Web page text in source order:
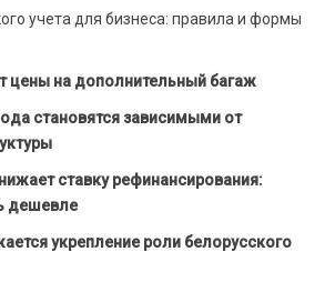
учета для бизнеса: правила и формы
цены на дополнительный багаж
становятся зависимыми от
ставку рефинансирования:
дешевле
укрепление роли белорусского